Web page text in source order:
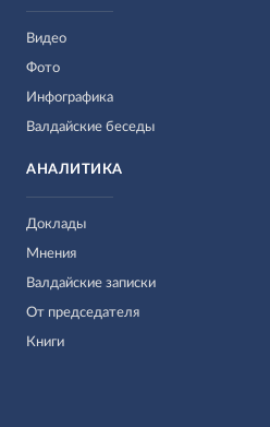
Видео
Фото
Инфографика
Валдайские беседы
АНАЛИТИКА
Доклады
Мнения
Валдайские записки
От председателя
Книги